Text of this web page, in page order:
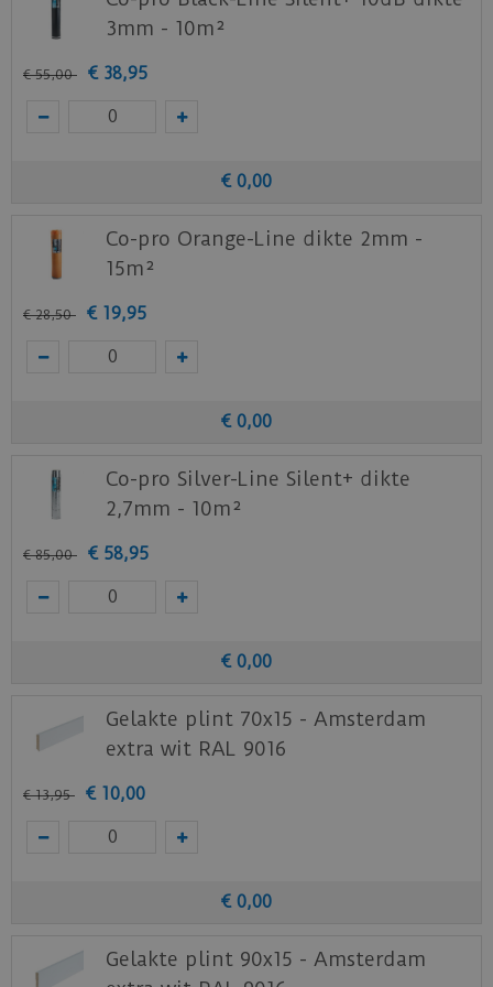
3mm - 10m²
€ 55,00 € 38,95
€ 0,00
Co-pro Orange-Line dikte 2mm -
15m²
€ 28,50 € 19,95
€ 0,00
Co-pro Silver-Line Silent+ dikte
2,7mm - 10m²
€ 85,00 € 58,95
€ 0,00
Gelakte plint 70x15 - Amsterdam
extra wit RAL 9016
€ 13,95 € 10,00
€ 0,00
Gelakte plint 90x15 - Amsterdam